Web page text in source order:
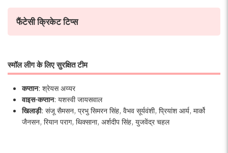
फैंटेसी क्रिकेट टिप्स
स्मॉल लीग के लिए सुरक्षित टीम
कप्तान: श्रेयस अय्यर
वाइस-कप्तान: यशस्वी जायसवाल
खिलाड़ी: संजू सैमसन, प्रभु सिमरन सिंह, वैभव सूर्यवंशी, प्रियांश आर्य, मार्को
जैनसन, रियान पराग, थिक्साना, अर्शदीप सिंह, युजवेंद्र चहल